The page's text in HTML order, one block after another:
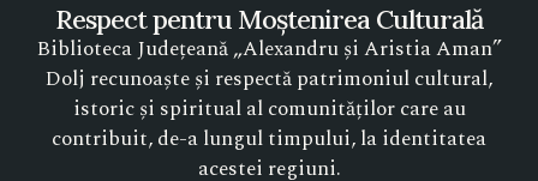
Respect pentru Moștenirea Culturală
Biblioteca Județeană „Alexandru și Aristia Aman”
Dolj recunoaște și respectă patrimoniul cultural,
istoric și spiritual al comunităților care au
contribuit, de-a lungul timpului, la identitatea
acestei regiuni.